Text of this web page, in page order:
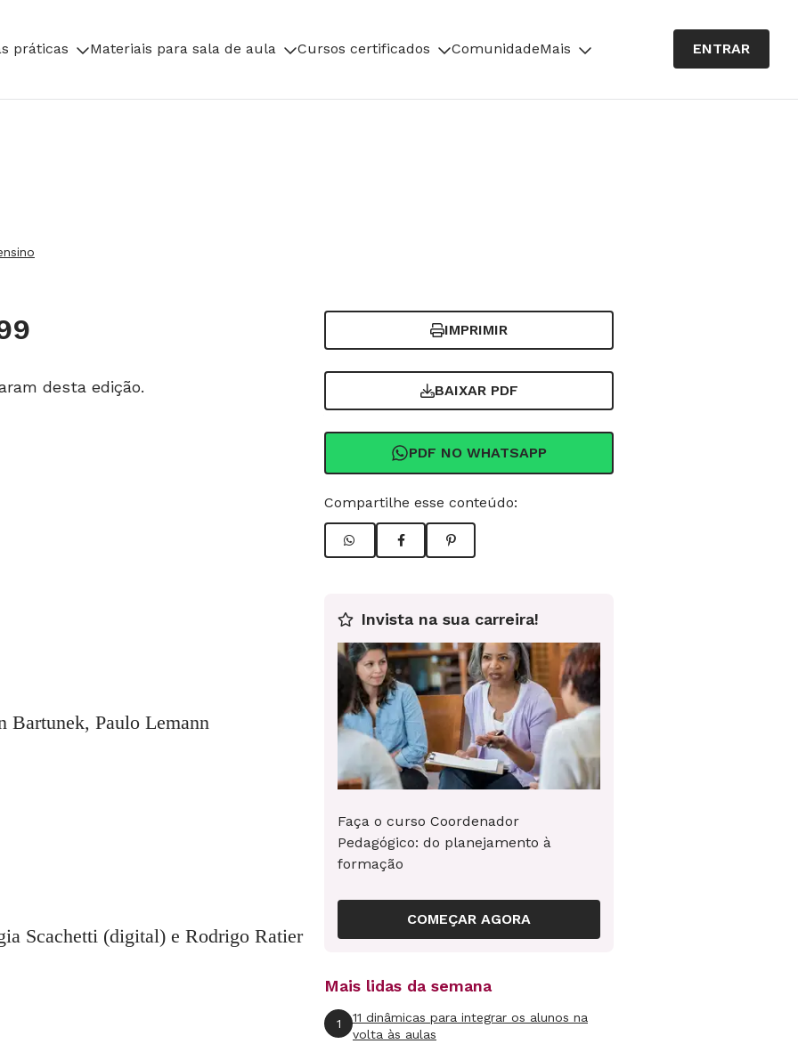
práticas Materiais para sala de aula Cursos certificados ComunidadeMais ENTRAR
desta edição.
IMPRIMIR
BAIXAR PDF
PDF NO WHATSAPP
Compartilhe esse conteúdo:
Bartunek, Paulo Lemann
Scachetti (digital) e Rodrigo Ratier
Invista na sua carreira!
Faça o curso Coordenador
Pedagógico: do planejamento à
formação
COMEÇAR AGORA
Mais lidas da semana
1
11 dinâmicas para integrar os alunos na
volta às aulas